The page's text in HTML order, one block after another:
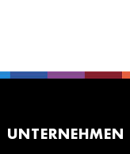
UNTERNEHMEN